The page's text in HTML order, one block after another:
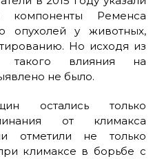
Ременса
опухолей у животных,
Но исходя из
такого влияния на
не было.
остались только
от климакса
отметили не только
климаксе в борьбе с